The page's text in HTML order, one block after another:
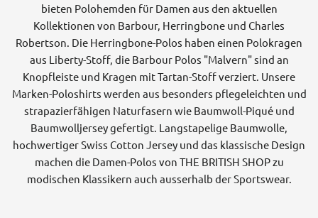
bieten Polohemden für Damen aus den aktuellen
Kollektionen von Barbour, Herringbone und Charles
Robertson. Die Herringbone-Polos haben einen Polokragen
aus Liberty-Stoff, die Barbour Polos "Malvern" sind an
Knopfleiste und Kragen mit Tartan-Stoff verziert. Unsere
Marken-Poloshirts werden aus besonders pflegeleichten und
strapazierfähigen Naturfasern wie Baumwoll-Piqué und
Baumwolljersey gefertigt. Langstapelige Baumwolle,
hochwertiger Swiss Cotton Jersey und das klassische Design
machen die Damen-Polos von THE BRITISH SHOP zu
modischen Klassikern auch ausserhalb der Sportswear.